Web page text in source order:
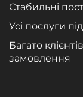
Стабильні
Усі послуги
Багато
замовлення